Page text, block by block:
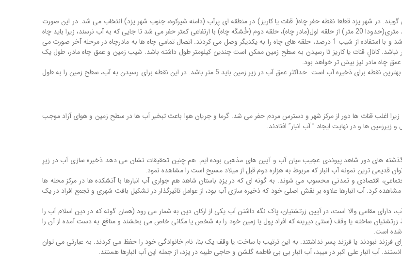
در شهر یزد قطعا نقطه حفر چاه( قنات یا کاریز) در منطقه ای پرآب (دامنه شیرکوه، جنوب شهر یزد) انتخاب می شد. در این صورت
بعد از چند متر حفرِ زمین(10 الی 15 متر) به آب می رسیدند. در فاصله ای چند متری(حدودا 20 متر) از حلقه اول(مادر چاه)، حلقه دوم (خُشکَه چاه) با ارتفاعی کمتر حفر می شد تا جایی که به آب نرسند، زیرا باید چاه
اول به دوم وصل می شد. به فاصله هر 20 الی 25 متر یک حلقه چاه حفر می شد و با استفاده از شیب 1 درصد، حلقه های چاه را به یکدیگر وصل می کردند. اتصال تمامی چاه ها به مادرچاه در مرحله آخر صورت می
نباشد. کانالِ قنات یا کاریز تا رسیدن به سطح زمین ممکن است چندین کیلومتر طول داشته باشد. شیب زمین و عمق چاه مادر، طول یک
چاه مادر نیز بیش تر خواهد بود.
به نقطه ای که آب در سطح زمین ظاهر می شود “مَظهَر قنات” گفته می شود که بهترین نقطه برای ذخیره آب است. حداکثر عمق آب در زیرِ زمین باید 5 متر باشد. در این نقطه برای رسیدن به آب، سطح زمین را به طول
زیرا اغلب قنات ها دور از مرکز شهر و دسترس مردم حفر می شد. گرما و جریان هوا باعث تبخیر آب ها در سطح زمین و هوای آزاد موجب
ها و در نهایت ایجاد ” آب انبار” افتادند.
های دور شاهد پیوندی عجیب میان آب و آیین های مذهبی بوده ایم. هم چنین تحقیقات نشان می دهد ذخیره سازی آب در زیرِ
قدیمی ترین نمونه آب انبار که مربوط به هزاره دوم قبل از میلاد مسیح است را مشاهده نمود.
اقتصادی و تمدنی محسوب می شوند. به گونه ای که در یزدِ باستان شاهد هم جواری آب انبارها با آتشکده ها در مرکز محله ها
کرد. آب انبارها علاوه بر نقش اصلی خود که ذخیره سازی آب بود، از عوامل تاثیرگذار در تشکیل بافت شهری و تجمع افراد در یک
آب، دارای مقامی والا است، در آیین زرتشتیان، پاک نگه داشتن آب یکی از ارکان دین به شمار می رود (همان گونه که در دین اسلام آب را
ساخته یا وقف (سنتی دیرینه که افراد پول یا زمین خود را به شخص یا مکانی خاص می بخشند و منافع به دست آمده از آن را
شده است.
فرزند نبودند یا فرزند پسر نداشتند. به این ترتیب با ساخت یا وقف یک بنا، نام خانوادگی خود را حفظ می کردند. به عبارتی می توان
آب انبار علی اکبر در میبد، آب انبار بی بی فاطمه گلشن و حاجی طیبه در یزد، از جمله این آب انبارها هستند.